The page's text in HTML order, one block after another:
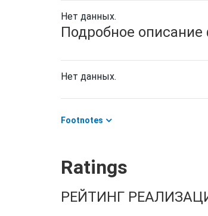
Нет данных.
Подробное
Нет данных.
Footnotes
Ratings
РЕЙТИНГ